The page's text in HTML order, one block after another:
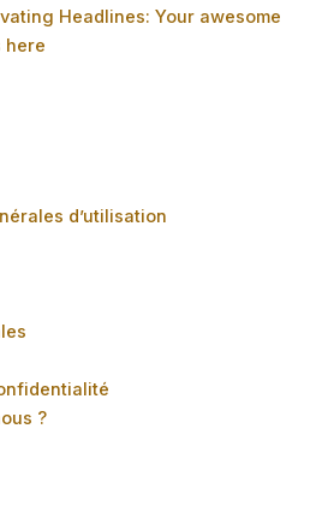
Headlines: Your awesome
here
d’utilisation
?